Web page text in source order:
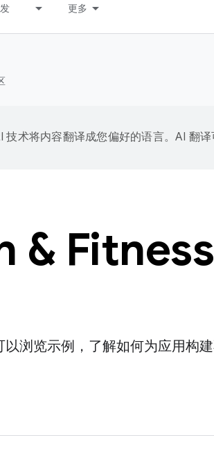
更多
术将内容翻译成您偏好的语言。AI 翻译
& Fitness
浏览示例，了解如何为应用构